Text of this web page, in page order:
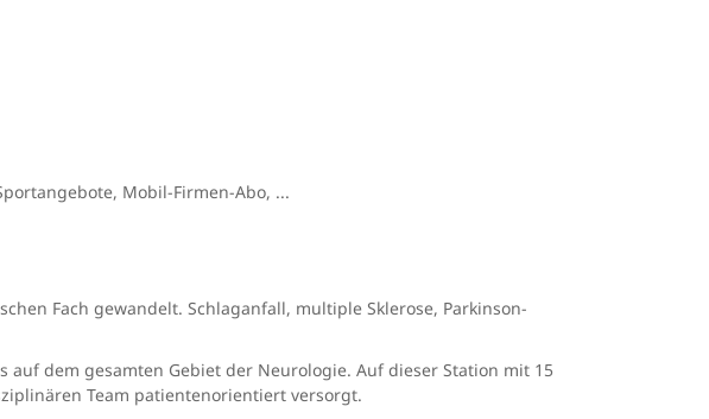
Mobil-Firmen-Abo, ...
Fach gewandelt. Schlaganfall, multiple Sklerose, Parkinson-
dem gesamten Gebiet der Neurologie. Auf dieser Station mit 15
Team patientenorientiert versorgt.